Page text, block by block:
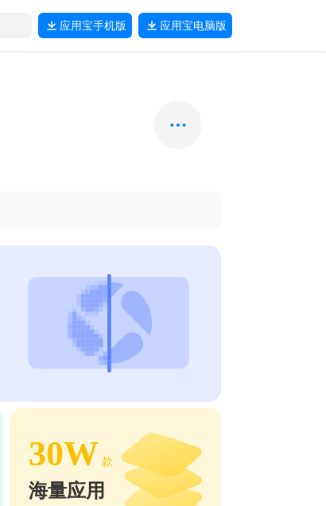
应用宝手机版 应用宝电脑版
30W 款
海量应用